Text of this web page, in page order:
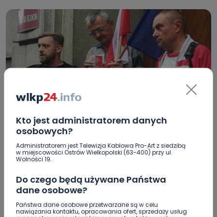
Kto jest administratorem danych
osobowych?
Administratorem jest Telewizja Kablowa Pro-Art z siedzibą
w miejscowości Ostrów Wielkopolski (63-400) przy ul.
Wolności 19.
Do czego będą używane Państwa
dane osobowe?
Państwa dane osobowe przetwarzane są w celu
nawiązania kontaktu, opracowania ofert, sprzedaży usług
REGION WIADOMOŚCI
Podsumowanie tygodnia #9 – Atak psa,
protesty, kolejne polityczne spory i podniebne
mistrzostwa
08.07.2018 19:03
Ewa Szewczyk